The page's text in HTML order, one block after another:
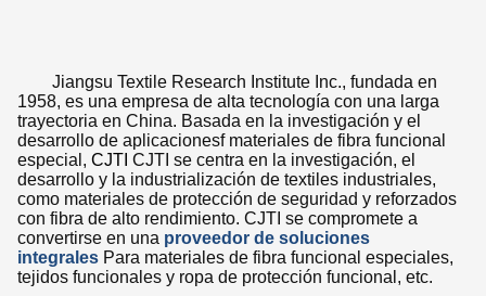
Jiangsu Textile Research Institute Inc., fundada en
1958, es una empresa de alta tecnología con una larga
trayectoria en China. Basada en la investigación y el
desarrollo de aplicacionesf materiales de fibra funcional
especial, CJTI CJTI se centra en la investigación, el
desarrollo y la industrialización de textiles industriales,
como materiales de protección de seguridad y reforzados
con fibra de alto rendimiento. CJTI se compromete a
convertirse en una proveedor de soluciones
integrales Para materiales de fibra funcional especiales,
tejidos funcionales y ropa de protección funcional, etc.